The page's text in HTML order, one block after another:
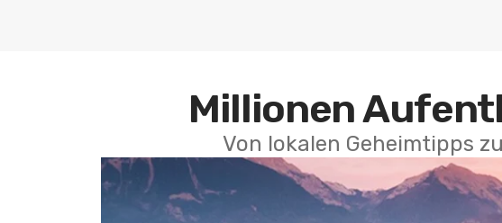
Millionen
Von lokalen Geheimtipps